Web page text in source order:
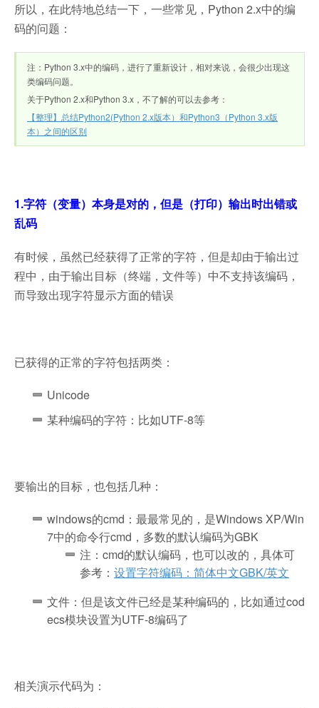
所以，在此特地总结一下，一些常见，Python 2.x中的编
码的问题：
注：Python 3.x中的编码，进行了重新设计，相对来说，会很少出现这
类编码问题。
关于Python 2.x和Python 3.x，不了解的可以去参考：
【整理】总结Python2(Python 2.x版本）和Python3（Python 3.x版
本）之间的区别
1.字符（变量）本身是对的，但是（打印）输出时出错或
乱码
有时候，虽然已经获得了正常的字符，但是却由于输出过
程中，由于输出目标（终端，文件等）中不支持该编码，
而导致出现字符显示方面的错误
已获得的正常的字符包括两类：
Unicode
某种编码的字符：比如UTF-8等
要输出的目标，也包括几种：
windows的cmd：最最常见的，是Windows XP/Win
7中的命令行cmd，多数的默认编码为GBK
注：cmd的默认编码，也可以改的，具体可
参考： 设置字符编码：简体中文GBK/英文
文件：但是该文件已经是某种编码的，比如通过cod
ecs模块设置为UTF-8编码了
相关演示代码为：